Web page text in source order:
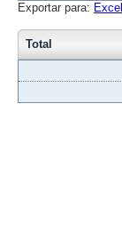
Exportar para: Excel
Total